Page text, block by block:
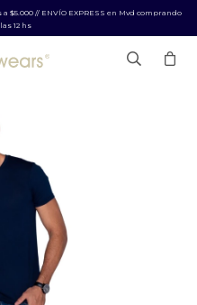
$5.000 // ENVÍO EXPRESS en Mvd comprando
12 hs